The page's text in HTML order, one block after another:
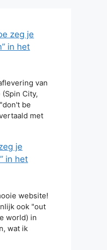
zeg je
in het
van
City,
be
met
je
in het
website!
ook "out
world) in
wat ik